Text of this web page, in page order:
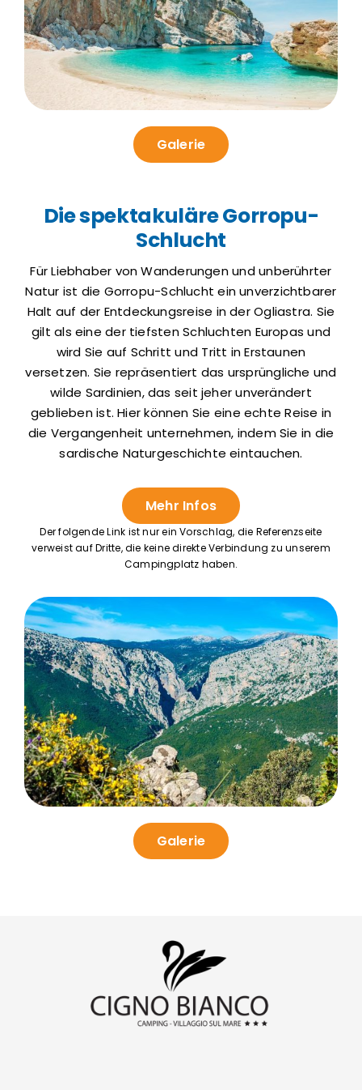
Galerie
Galerie
Die spektakuläre Gorropu-
Schlucht
Für Liebhaber von Wanderungen und unberührter
Natur ist die Gorropu-Schlucht ein unverzichtbarer
Halt auf der Entdeckungsreise in der Ogliastra. Sie
gilt als eine der tiefsten Schluchten Europas und
wird Sie auf Schritt und Tritt in Erstaunen
versetzen. Sie repräsentiert das ursprüngliche und
wilde Sardinien, das seit jeher unverändert
geblieben ist. Hier können Sie eine echte Reise in
die Vergangenheit unternehmen, indem Sie in die
sardische Naturgeschichte eintauchen.
Mehr Infos
Der folgende Link ist nur ein Vorschlag, die Referenzseite
verweist auf Dritte, die keine direkte Verbindung zu unserem
Campingplatz haben.